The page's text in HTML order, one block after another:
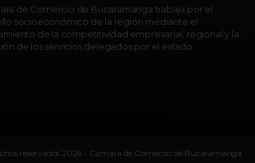
de Comercio de Bucaramanga trabaja por el
socioeconómico de la región mediante el
de la competitividad empresarial, regional y la
de los servicios delegados por el estado.
reservados 2026 - Cámara de Comercio de Bucaramanga